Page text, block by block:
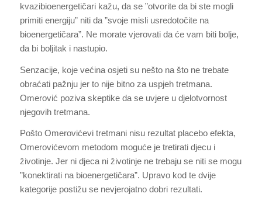
kvazibioenergetičari kažu, da se ”otvorite da bi ste mogli
primiti energiju” niti da ”svoje misli usredotočite na
bioenergetičara”. Ne morate vjerovati da će vam biti bolje,
da bi boljitak i nastupio.
Senzacije, koje većina osjeti su nešto na što ne trebate
obraćati pažnju jer to nije bitno za uspjeh tretmana.
Omerović poziva skeptike da se uvjere u djelotvornost
njegovih tretmana.
Pošto Omerovićevi tretmani nisu rezultat placebo efekta,
Omerovićevom metodom moguće je tretirati djecu i
životinje. Jer ni djeca ni životinje ne trebaju se niti se mogu
”konektirati na bioenergetičara”. Upravo kod te dvije
kategorije postižu se nevjerojatno dobri rezultati.